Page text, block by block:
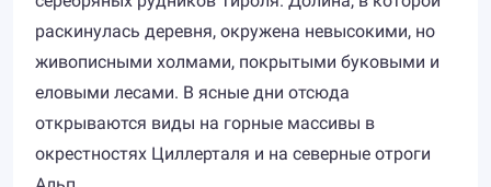
раскинулась деревня, окружена невысокими, но
живописными холмами, покрытыми буковыми и
еловыми лесами. В ясные дни отсюда
открываются виды на горные массивы в
окрестностях Циллерталя и на северные отроги